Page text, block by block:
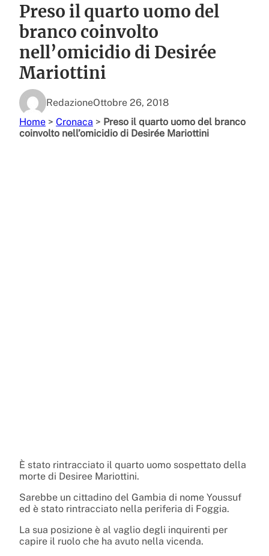
Preso il quarto uomo del
branco coinvolto
nell’omicidio di Desirée
Mariottini
RedazioneOttobre 26, 2018
Home > Cronaca > Preso il quarto uomo del branco
coinvolto nell’omicidio di Desirée Mariottini
È stato rintracciato il quarto uomo sospettato della
morte di Desiree Mariottini.
Sarebbe un cittadino del Gambia di nome Youssuf
ed è stato rintracciato nella periferia di Foggia.
La sua posizione è al vaglio degli inquirenti per
capire il ruolo che ha avuto nella vicenda.